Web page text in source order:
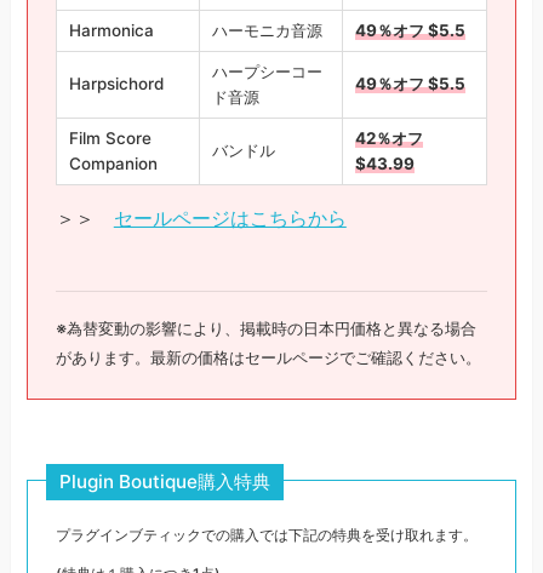
Harmonica ハーモニカ音源 49％オフ $5.5
Harpsichord
ハープシーコー
ド音源
49％オフ $5.5
Film Score
Companion
バンドル
42％オフ
$43.99
＞＞ セールページはこちらから
※為替変動の影響により、掲載時の日本円価格と異なる場合
があります。最新の価格はセールページでご確認ください。
Plugin Boutique購入特典
プラグインブティックでの購入では下記の特典を受け取れます。